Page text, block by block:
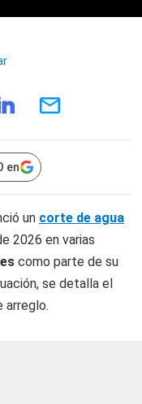
en
un corte de agua
2026 en varias
como parte de su
se detalla el
arreglo.